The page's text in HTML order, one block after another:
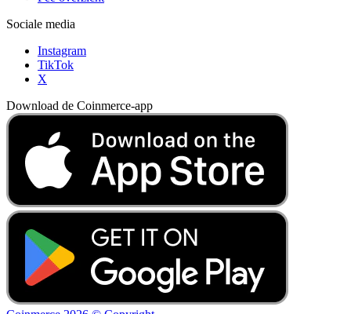
Sociale media
Instagram
TikTok
X
Download de Coinmerce-app